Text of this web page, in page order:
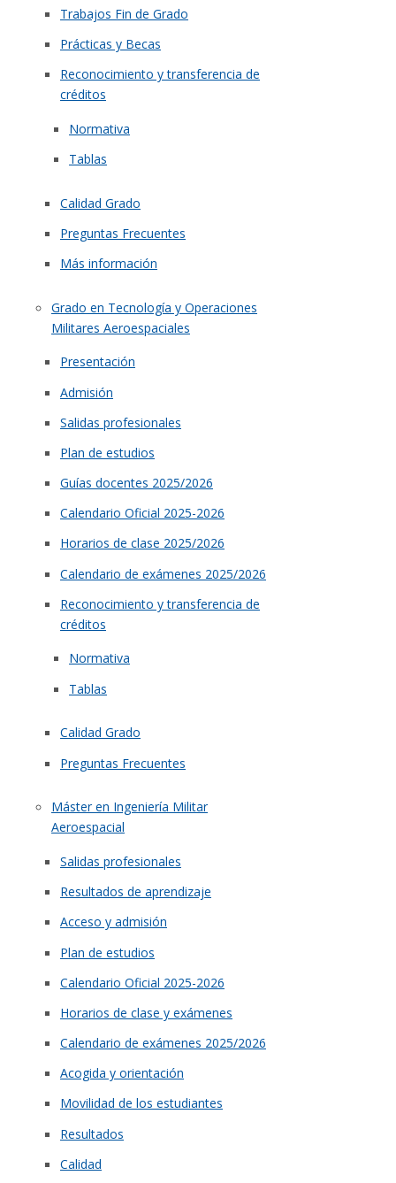
Trabajos Fin de Grado
Prácticas y Becas
Reconocimiento y transferencia de
créditos
Normativa
Tablas
Calidad Grado
Preguntas Frecuentes
Más información
Grado en Tecnología y Operaciones
Militares Aeroespaciales
Presentación
Admisión
Salidas profesionales
Plan de estudios
Guías docentes 2025/2026
Calendario Oficial 2025-2026
Horarios de clase 2025/2026
Calendario de exámenes 2025/2026
Reconocimiento y transferencia de
créditos
Normativa
Tablas
Calidad Grado
Preguntas Frecuentes
Máster en Ingeniería Militar
Aeroespacial
Salidas profesionales
Resultados de aprendizaje
Acceso y admisión
Plan de estudios
Calendario Oficial 2025-2026
Horarios de clase y exámenes
Calendario de exámenes 2025/2026
Acogida y orientación
Movilidad de los estudiantes
Resultados
Calidad